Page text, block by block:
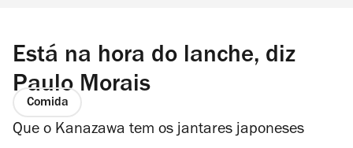
Está na hora do lanche, diz
Paulo Morais
Comida
Que o Kanazawa tem os jantares japoneses